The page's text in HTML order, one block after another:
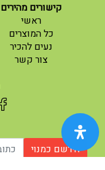
קישורים מהירים
ראשי
(current)
כל המוצרים
נעים להכיר
צור קשר
(current)
הירשם כמנוי